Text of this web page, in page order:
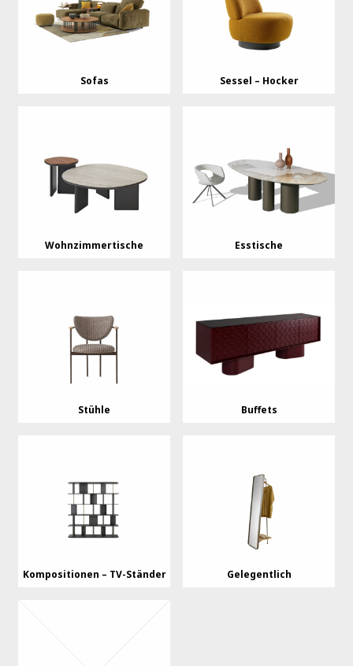
Sofas Sessel – Hocker
Wohnzimmertische Esstische
Stühle Buffets
Kompositionen – TV-Ständer Gelegentlich